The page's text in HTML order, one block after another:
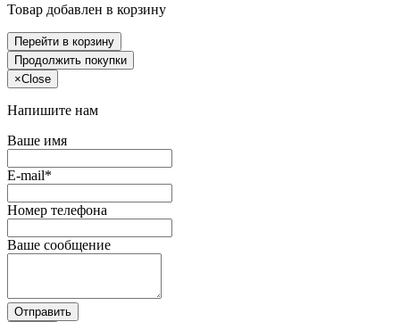
Товар добавлен в корзину
Перейти в корзину
Продолжить покупки
×Close
Напишите нам
Ваше имя
E-mail*
Номер телефона
Ваше сообщение
Отправить